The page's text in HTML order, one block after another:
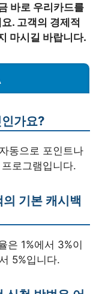
바로 우리카드를
. 고객의 경제적
마시길 바랍니다.
가요?
동으로 포인트나
로그램입니다.
기본 캐시백
은 1%에서 3%이
5%입니다.